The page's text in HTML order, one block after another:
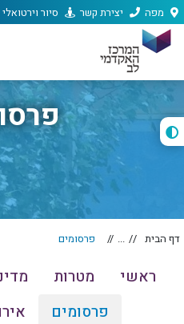
מפה יצירת קשר סיור וירטואלי
דף הבית ... פרסומים
ראשי מטרות
פרסומים